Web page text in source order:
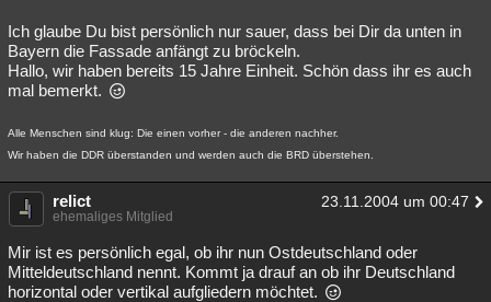
Ich glaube Du bist persönlich nur sauer, dass bei Dir da unten in
Bayern die Fassade anfängt zu bröckeln.
Hallo, wir haben bereits 15 Jahre Einheit. Schön dass ihr es auch
mal bemerkt.
Alle Menschen sind klug: Die einen vorher - die anderen nachher.
Wir haben die DDR überstanden und werden auch die BRD überstehen.
relict 23.11.2004 um 00:47
ehemaliges Mitglied
Mir ist es persönlich egal, ob ihr nun Ostdeutschland oder
Mitteldeutschland nennt. Kommt ja drauf an ob ihr Deutschland
horizontal oder vertikal aufgliedern möchtet.